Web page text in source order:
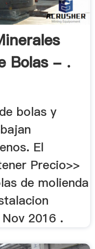
Bolas - .
bolas y
El
Precio>>
de molienda
2016 .